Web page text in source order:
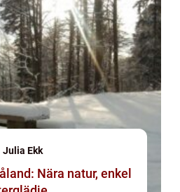
Julia Ekk
Nära natur, enkel